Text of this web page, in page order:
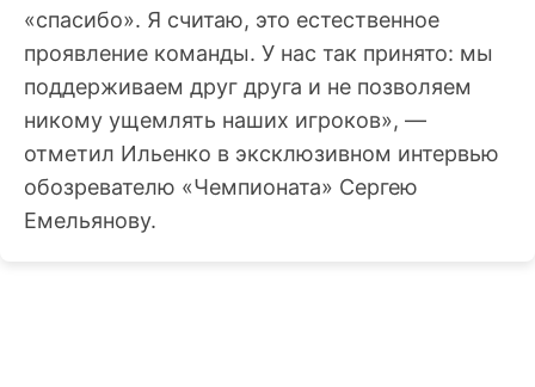
«спасибо». Я считаю, это естественное
проявление команды. У нас так принято: мы
поддерживаем друг друга и не позволяем
никому ущемлять наших игроков», —
отметил Ильенко в эксклюзивном интервью
обозревателю «Чемпионата» Сергею
Емельянову.